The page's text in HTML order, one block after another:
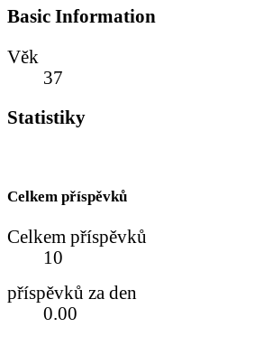
Basic Information
Věk
37
Statistiky
Celkem příspěvků
Celkem příspěvků
10
příspěvků za den
0.00